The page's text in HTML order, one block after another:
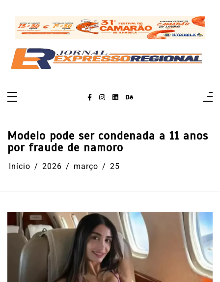
conteúdo
Modelo pode ser condenada a 11 anos
por fraude de namoro
Início 2026 março 25